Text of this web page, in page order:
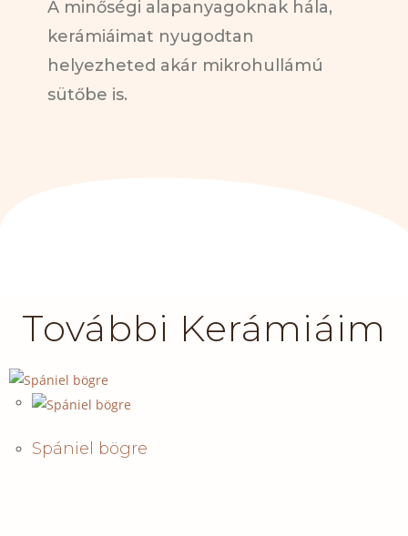
A minőségi alapanyagoknak hála,
kerámiáimat nyugodtan
helyezheted akár mikrohullámú
sütőbe is.
További Kerámiáim
Spániel bögre